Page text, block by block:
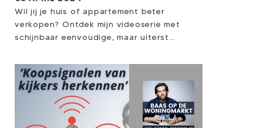
Wil jij je huis of appartement beter
verkopen? Ontdek mijn videoserie met
schijnbaar eenvoudige, maar uiterst
Met deze tips kun je direct aan de slag om
succesvol je woning te verkopen.